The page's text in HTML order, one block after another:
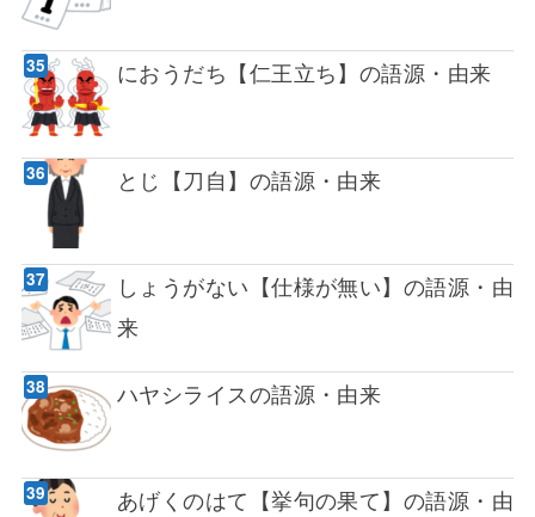
におうだち【仁王立ち】の語源・由来
とじ【刀自】の語源・由来
しょうがない【仕様が無い】の語源・由
来
ハヤシライスの語源・由来
あげくのはて【挙句の果て】の語源・由